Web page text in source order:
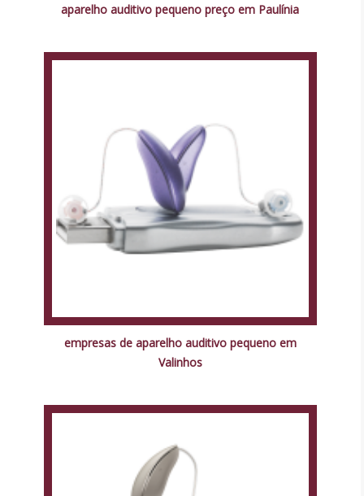
aparelho auditivo pequeno preço em Paulínia
empresas de aparelho auditivo pequeno em
Valinhos